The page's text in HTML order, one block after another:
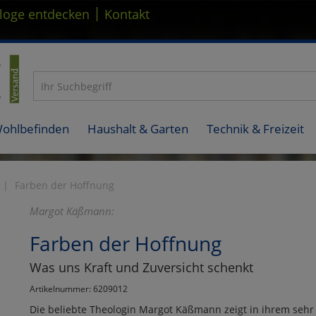
entdecken | Kontakt
Haushalt & Garten Technik & Freizeit
Farben der Hoffnung
Margot Käßmann:
Farben der Hoffnung
Was uns Kraft und Zuversicht schenkt
Artikelnummer: 6209012
Die beliebte Theologin Margot Käßmann zeigt in ihrem